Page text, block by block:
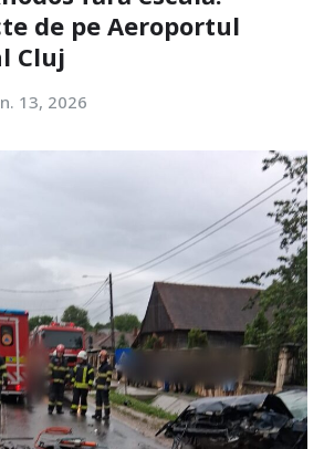
de pe Aeroportul
Cluj
13, 2026